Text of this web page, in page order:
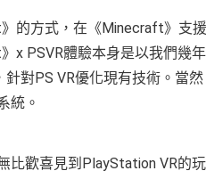
的方式，在《Minecraft》支
x PSVR體驗本身是以我們幾
對PS VR優化現有技術。當
統。
比歡喜見到PlayStation VR的